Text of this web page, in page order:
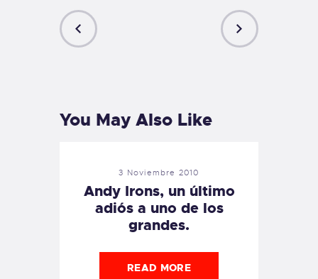
You May Also Like
3 Noviembre 2010
Andy Irons, un último
adiós a uno de los
grandes.
READ MORE